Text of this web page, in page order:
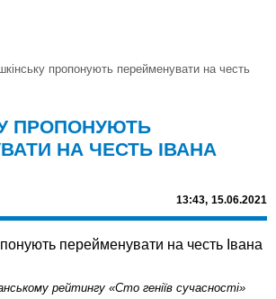
пропонують перейменувати на честь
ПРОПОНУЮТЬ
НА ЧЕСТЬ ІВАНА
13:43, 15.06.2021
рейтингу «Сто геніїв сучасності»